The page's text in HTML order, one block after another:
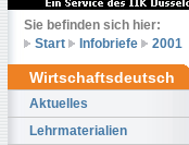
Sie befinden sich hier:
Start
Infobriefe 2001
Wirtschaftsdeutsch
Aktuelles
Lehrmaterialien